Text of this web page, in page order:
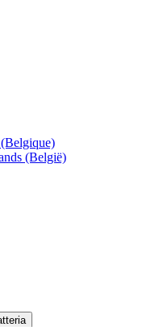
(België)